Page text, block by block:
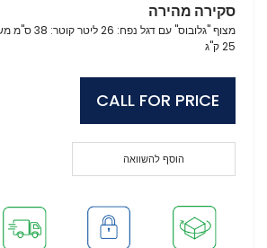
סקירה מהירה
25 ק"ג
CALL FOR PRICE
הוסף להשוואה